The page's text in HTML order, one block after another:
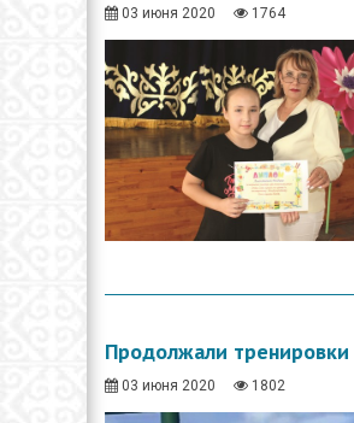
03 июня 2020 1764
Продолжали
03 июня 2020 1802